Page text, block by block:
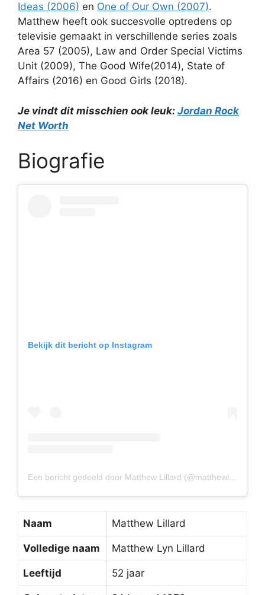
Ideas (2006) en One of Our Own (2007).
Matthew heeft ook succesvolle optredens op
televisie gemaakt in verschillende series zoals
Area 57 (2005), Law and Order Special Victims
Unit (2009), The Good Wife(2014), State of
Affairs (2016) en Good Girls (2018).
Je vindt dit misschien ook leuk: Jordan Rock
Net Worth
Biografie
Bekijk dit bericht op Instagram
Een bericht gedeeld door Matthew Lillard (@matthewlillard)
Naam Matthew Lillard
Volledige naam Matthew Lyn Lillard
Leeftijd 52 jaar